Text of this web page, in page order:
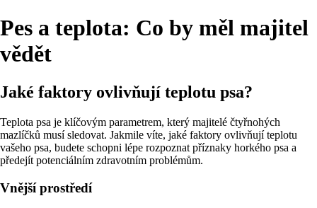
Pes a teplota: Co by měl majitel
vědět
Jaké faktory ovlivňují teplotu psa?
Teplota psa je klíčovým parametrem, který majitelé čtyřnohých
mazlíčků musí sledovat. Jakmile víte, jaké faktory ovlivňují teplotu
vašeho psa, budete schopni lépe rozpoznat příznaky horkého psa a
předejít potenciálním zdravotním problémům.
Vnější prostředí